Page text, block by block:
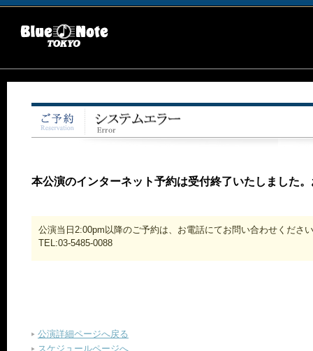
本公演のインターネット予約は受付終了いたしました
公演当日2:00pm以降のご予約は、お電話にてお問い合わせくださ
TEL:03-5485-0088
公演詳細ページへ戻る
スケジュールページへ